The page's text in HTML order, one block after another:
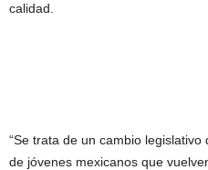
calidad.
“Se trata de un cambio
de jóvenes mexicanos que